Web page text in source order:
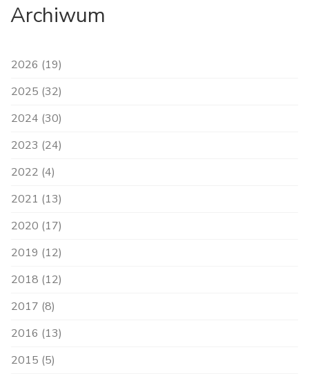
Archiwum
2026 (19)
2025 (32)
2024 (30)
2023 (24)
2022 (4)
2021 (13)
2020 (17)
2019 (12)
2018 (12)
2017 (8)
2016 (13)
2015 (5)